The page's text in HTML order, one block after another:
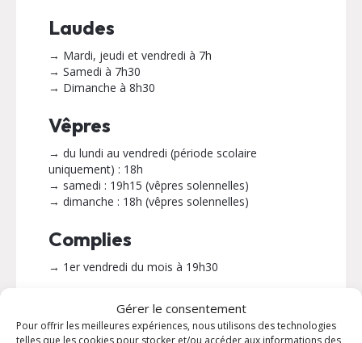
Gérer le consentement
Pour offrir les meilleures expériences, nous utilisons des technologies
telles que les cookies pour stocker et/ou accéder aux informations des
Laudes
→ Mardi, jeudi et vendredi à 7h
→ Samedi à 7h30
→ Dimanche à 8h30
Vêpres
→ du lundi au vendredi (période scolaire
uniquement) : 18h
→ samedi : 19h15 (vêpres solennelles)
→ dimanche : 18h (vêpres solennelles)
Complies
→ 1er vendredi du mois à 19h30
INFORMATIONS PRATIQUES